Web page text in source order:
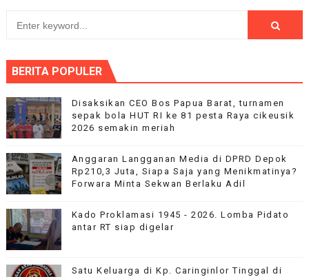
BERITA POPULER
Disaksikan CEO Bos Papua Barat, turnamen
sepak bola HUT RI ke 81 pesta Raya cikeusik
2026 semakin meriah
Anggaran Langganan Media di DPRD Depok
Rp210,3 Juta, Siapa Saja yang Menikmatinya?
Forwara Minta Sekwan Berlaku Adil
Kado Proklamasi 1945 - 2026. Lomba Pidato
antar RT siap digelar
Satu Keluarga di Kp. Caringinlor Tinggal di